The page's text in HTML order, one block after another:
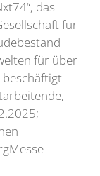
das
für
für über